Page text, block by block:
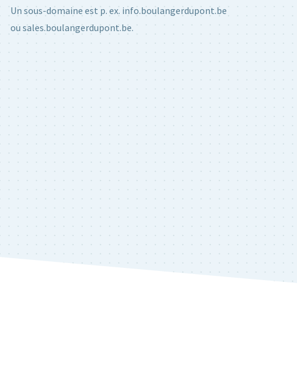
Un sous-domaine est p. ex. info.boulangerdupont.be
ou sales.boulangerdupont.be.